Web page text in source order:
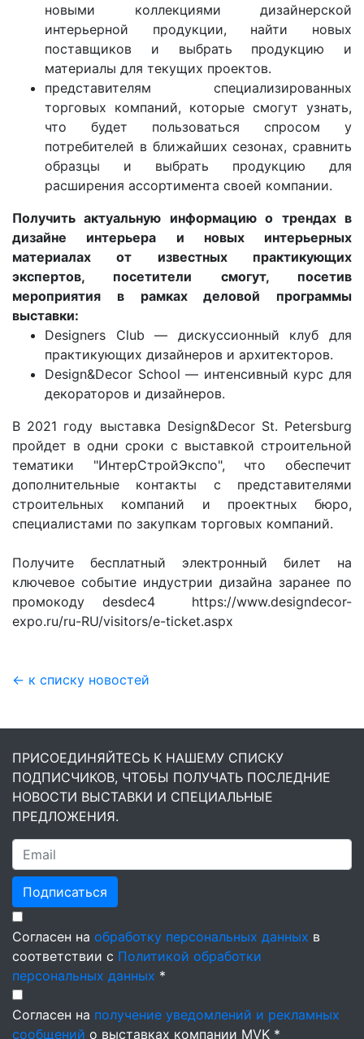
новыми коллекциями дизайнерской
интерьерной продукции, найти новых
поставщиков и выбрать продукцию и
материалы для текущих проектов.
представителям специализированных
торговых компаний, которые смогут узнать,
что будет пользоваться спросом у
потребителей в ближайших сезонах, сравнить
образцы и выбрать продукцию для
расширения ассортимента своей компании.
Получить актуальную информацию о трендах в
дизайне интерьера и новых интерьерных
материалах от известных практикующих
экспертов, посетители смогут, посетив
мероприятия в рамках деловой программы
выставки:
Designers Club — дискуссионный клуб для
практикующих дизайнеров и архитекторов.
Design&Decor School — интенсивный курс для
декораторов и дизайнеров.
В 2021 году выставка Design&Decor St. Petersburg
пройдет в одни сроки с выставкой строительной
тематики "ИнтерСтройЭкспо", что обеспечит
дополнительные контакты с представителями
строительных компаний и проектных бюро,
специалистами по закупкам торговых компаний.
Получите бесплатный электронный билет на
ключевое событие индустрии дизайна заранее по
промокоду desdec4 https://www.designdecor-
expo.ru/ru-RU/visitors/e-ticket.aspx
← к списку новостей
ПРИСОЕДИНЯЙТЕСЬ К НАШЕМУ СПИСКУ
ПОДПИСЧИКОВ, ЧТОБЫ ПОЛУЧАТЬ ПОСЛЕДНИЕ
НОВОСТИ ВЫСТАВКИ И СПЕЦИАЛЬНЫЕ
ПРЕДЛОЖЕНИЯ.
Подписаться
Согласен на обработку персональных данных в
соответствии с Политикой обработки
персональных данных *
Согласен на получение уведомлений и рекламных
сообщений о выставках компании MVK *